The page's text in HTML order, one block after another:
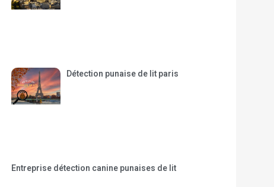
Détection punaise de lit paris
Entreprise détection canine punaises de lit